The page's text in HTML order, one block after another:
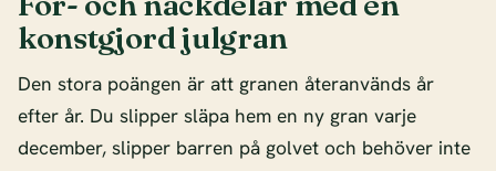
konstgjord julgran
Den stora poängen är att granen återanvänds år
efter år. Du slipper släpa hem en ny gran varje
december, slipper barren på golvet och behöver inte